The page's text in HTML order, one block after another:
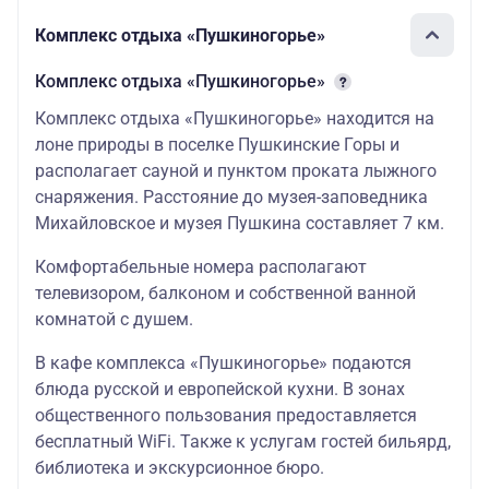
Рижская 3**
(под запрос) /
2**
190
390
30 790
Золотая
Набережная
3** /
Пушкиногорье
42
570
61
150
Барселона 3**
/
Пушкиногорье
2**
44
Покровский
4** /
Пушкиногорье
2**
46
690
66
890
32 690
Комплекс отдыха «Пушкиногорье»
Комплекс отдыха «Пушкиногорье»
Комплекс отдыха «Пушкиногорье» находится на
лоне природы в поселке Пушкинские Горы и
располагает сауной и пунктом проката лыжного
снаряжения. Расстояние до музея-заповедника
Михайловское и музея Пушкина составляет 7 км.
Комфортабельные номера располагают
телевизором, балконом и собственной ванной
комнатой с душем.
В кафе комплекса «Пушкиногорье» подаются
блюда русской и европейской кухни. В зонах
общественного пользования предоставляется
бесплатный WiFi. Также к услугам гостей бильярд,
библиотека и экскурсионное бюро.